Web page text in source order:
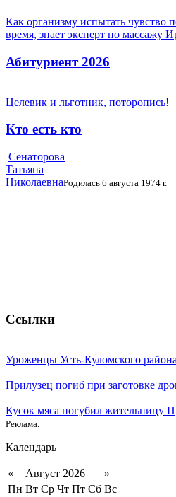
Как организму испытать чувство
время, знает эксперт по массажу
Абитуриент 2026
Целевик и льготник, поторопись!
Кто есть кто
Сенаторова
Татьяна
НиколаевнаРодилась 6 августа 1974 г.
Ссылки
Уроженцы Усть-Куломского
Прилузец погиб при заготовке
Кусок мяса погубил жительницу
Реклама.
Календарь
« Август 2026
»
Пн Вт Ср Чт Пт Сб Вс